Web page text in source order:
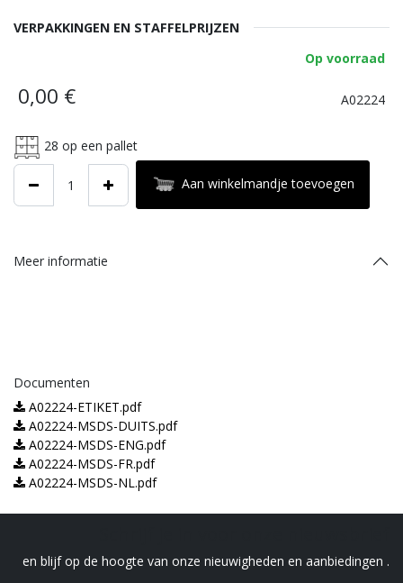
VERPAKKINGEN EN STAFFELPRIJZEN
Op voorraad
0,00 € A02224
28 op een pallet
Aan winkelmandje toevoegen
Meer informatie
Documenten
A02224-ETIKET.pdf
A02224-MSDS-DUITS.pdf
A02224-MSDS-ENG.pdf
A02224-MSDS-FR.pdf
A02224-MSDS-NL.pdf
en blijf op de hoogte van onze nieuwigheden en aanbiedingen .